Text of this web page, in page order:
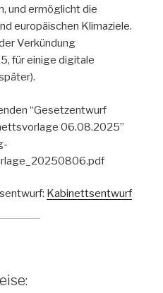
und ermöglicht die
europäischen Klimaziele.
Verkündung
für einige digitale
“Gesetzentwurf
06.08.2025”
Kabinettsentwurf